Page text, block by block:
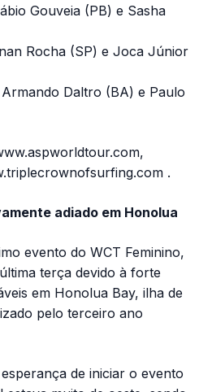
Gouveia (PB) e Sasha
Rocha (SP) e Joca Júnior
Daltro (BA) e Paulo
.
adiado em Honolua
evento do WCT Feminino,
terça devido à forte
em Honolua Bay, ilha de
pelo terceiro ano
de iniciar o evento